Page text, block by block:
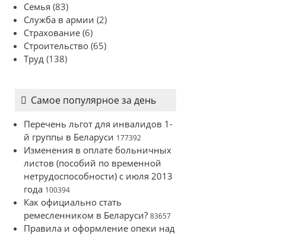
Семья (83)
Служба в армии (2)
Страхование (6)
Строительство (65)
Труд (138)
Самое популярное за день
Перечень льгот для инвалидов 1-
й группы в Беларуси 177392
Изменения в оплате больничных
листов (пособий по временной
нетрудоспособности) с июля 2013
года 100394
Как официально стать
ремесленником в Беларуси? 83657
Правила и оформление опеки над